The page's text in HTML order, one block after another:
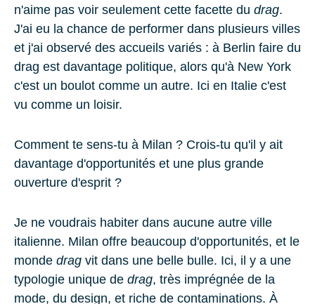
n'aime pas voir seulement cette facette du drag.
J'ai eu la chance de performer dans plusieurs villes
et j'ai observé des accueils variés : à Berlin faire du
drag est davantage politique, alors qu'à New York
c'est un boulot comme un autre. Ici en Italie c'est
vu comme un loisir.
Comment te sens-tu à Milan ? Crois-tu qu'il y ait
davantage d'opportunités et une plus grande
ouverture d'esprit ?
Je ne voudrais habiter dans aucune autre ville
italienne. Milan offre beaucoup d'opportunités, et le
monde drag vit dans une belle bulle. Ici, il y a une
typologie unique de drag, très imprégnée de la
mode, du design, et riche de contaminations. À